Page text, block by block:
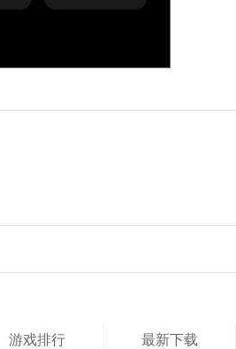
游戏排行 最新下载